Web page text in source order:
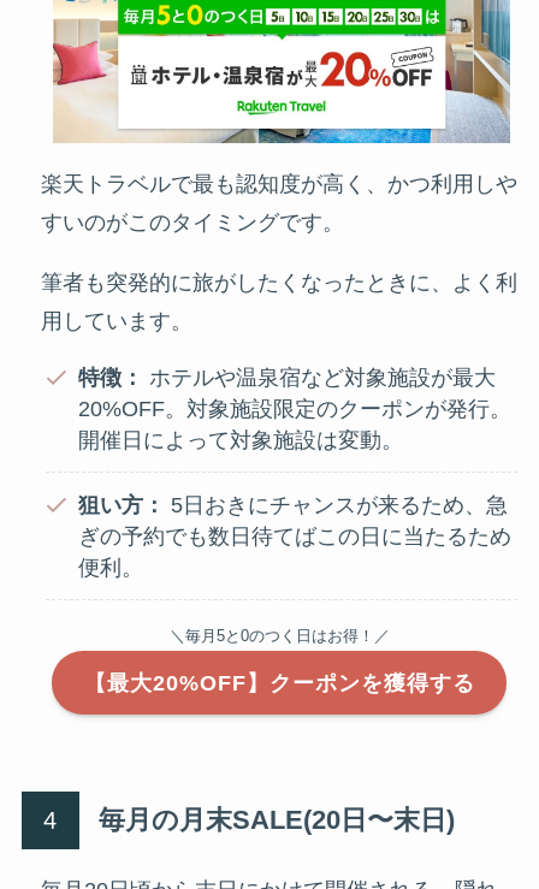
楽天トラベルで最も認知度が高く、かつ利用しや
すいのがこのタイミングです。
筆者も突発的に旅がしたくなったときに、よく利
用しています。
特徴：
ホテルや温泉宿など対象施設が最大
20%OFF。対象施設限定のクーポンが発行。
開催日によって対象施設は変動。
狙い方：
5日おきにチャンスが来るため、急
ぎの予約でも数日待てばこの日に当たるため
便利。
＼毎月5と0のつく日はお得！／
【最大20%OFF】クーポンを獲得する
毎月の月末SALE(20日〜末日)